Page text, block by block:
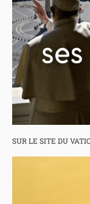
SUR LE SITE DU